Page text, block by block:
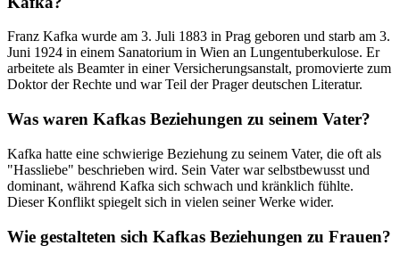
Franz Kafka wurde am 3. Juli 1883 in Prag geboren und starb am 3.
Juni 1924 in einem Sanatorium in Wien an Lungentuberkulose. Er
arbeitete als Beamter in einer Versicherungsanstalt, promovierte zum
Doktor der Rechte und war Teil der Prager deutschen Literatur.
Was waren Kafkas Beziehungen zu seinem Vater?
Kafka hatte eine schwierige Beziehung zu seinem Vater, die oft als
"Hassliebe" beschrieben wird. Sein Vater war selbstbewusst und
dominant, während Kafka sich schwach und kränklich fühlte.
Dieser Konflikt spiegelt sich in vielen seiner Werke wider.
Wie gestalteten sich Kafkas Beziehungen zu Frauen?